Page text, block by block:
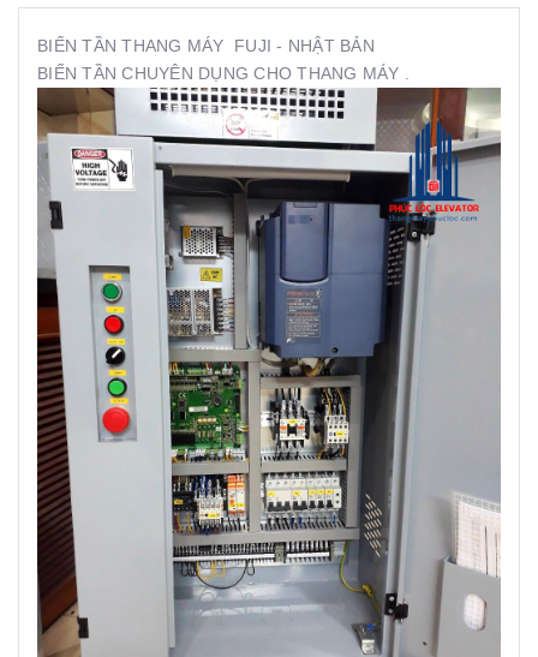
BIẾN TẦN THANG MÁY FUJI - NHẬT BẢN
BIẾN TẦN CHUYÊN DỤNG CHO THANG MÁY .